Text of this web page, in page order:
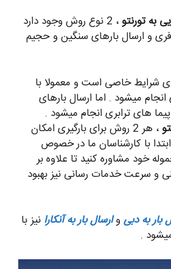
به تورنتو
، 2 نوع روش وجود دارد
و ارسال بارهای سنگین و حجیم
شرایط خاصی است و معمولا با
میشود . اما ارسال بارهای
های ترابری انجام میشود .
، هر 2 روش برای بارگیری امکان
با کارشناسان ما در خصوص
خود مشاوره کنید تا علاوه بر
و سرعت خدمات رسانی نیز بهبود
بار به دبیوارسال بار به آنکارا نیز با
.